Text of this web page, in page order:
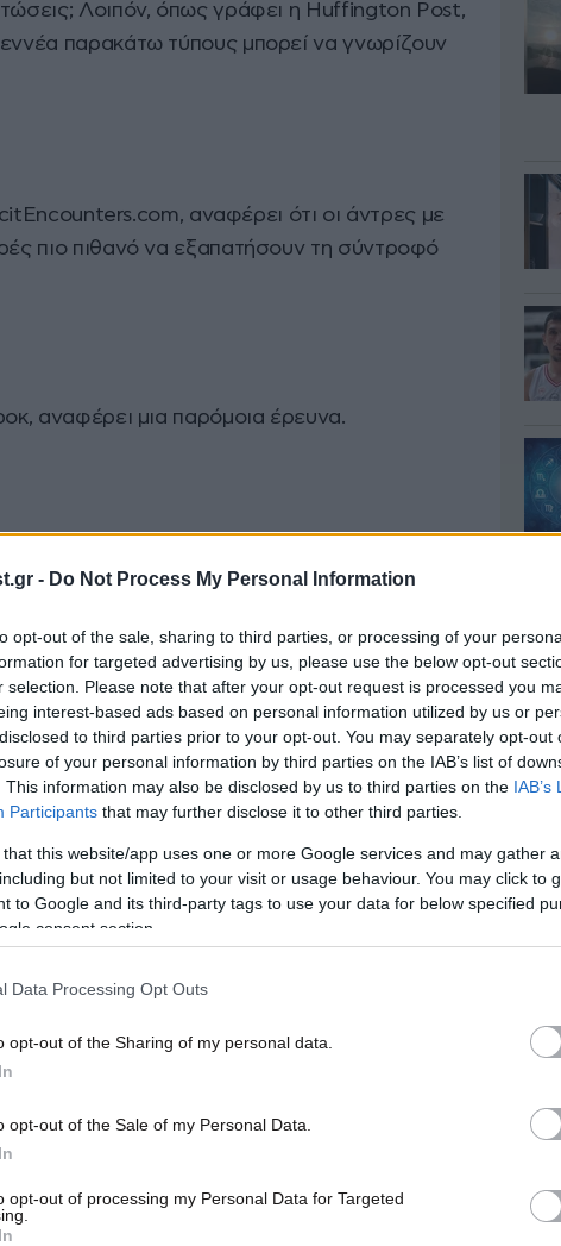
- Do Not Process My Personal Information
opt-out of the sale, sharing to third parties, or processing of your
for targeted advertising by us, please use the below opt-out
selection. Please note that after your opt-out request is processed you
interest-based ads based on personal information utilized by us or
to third parties prior to your opt-out. You may separately opt-out
of your personal information by third parties on the IAB’s list of
This information may also be disclosed by us to third parties on the IAB’s
Participants that may further disclose it to other third parties.
that this website/app uses one or more Google services and may gather
but not limited to your visit or usage behaviour. You may click to
to Google and its third-party tags to use your data for below specified
consent section.
Data Processing Opt Outs
opt-out of the Sharing of my personal data.
opt-out of the Sale of my Personal Data.
opt-out of processing my Personal Data for Targeted
Λοιπόν, όπως γράφει η Huffington Post,
παρακάτω τύπους μπορεί να γνωρίζουν
αναφέρει ότι οι άντρες με
πιο πιθανό να εξαπατήσουν τη σύντροφό
αναφέρει μια παρόμοια έρευνα.
κόσμου. Και οι πιο άπιστοι, συμπληρώνει
παραδέχτηκε ότι δεν είναι πιστοί.